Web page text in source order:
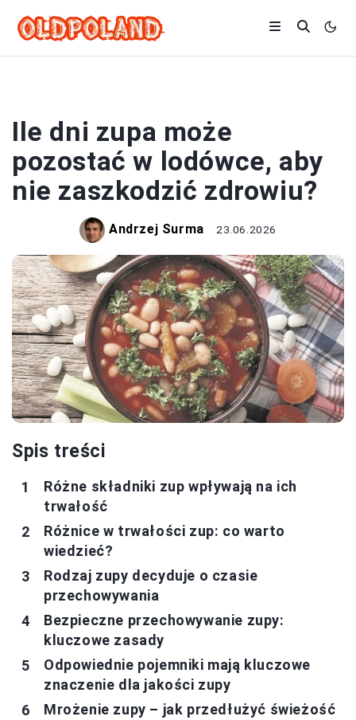
Ile dni zupa może
pozostać w lodówce, aby
nie zaszkodzić zdrowiu?
Andrzej Surma 23.06.2026
Spis treści
Różne składniki zup wpływają na ich
trwałość
Różnice w trwałości zup: co warto
wiedzieć?
Rodzaj zupy decyduje o czasie
przechowywania
Bezpieczne przechowywanie zupy:
kluczowe zasady
Odpowiednie pojemniki mają kluczowe
znaczenie dla jakości zupy
Mrożenie zupy – jak przedłużyć świeżość